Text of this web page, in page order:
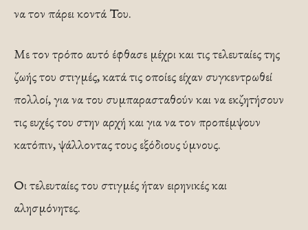
να τον πάρει κοντά Του.
Με τον τρόπο αυτό έφθασε μέχρι και τις τελευταίες της
ζωής του στιγμές, κατά τις οποίες είχαν συγκεντρωθεί
πολλοί, για να του συμπαρασταθούν και να εκζητήσουν
τις ευχές του στην αρχή και για να τον προπέμψουν
κατόπιν, ψάλλοντας τους εξόδιους ύμνους.
Οι τελευταίες του στιγμές ήταν ειρηνικές και
αλησμόνητες.